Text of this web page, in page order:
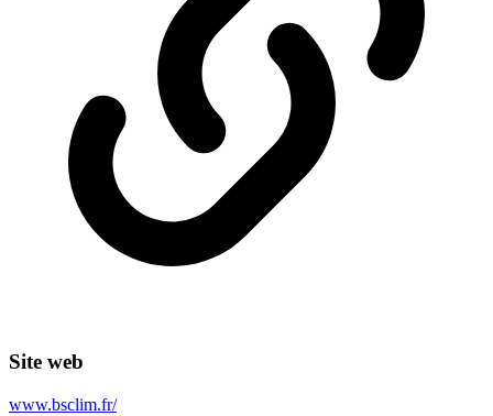
Site web
www.bsclim.fr/